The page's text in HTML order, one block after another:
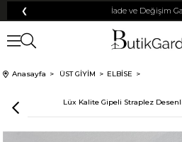
❮ Tüm Kredi Kartlarına +12
Anasayfa ÜST GİYİM ELBİSE
Lüx Kalite Gipeli Straplez